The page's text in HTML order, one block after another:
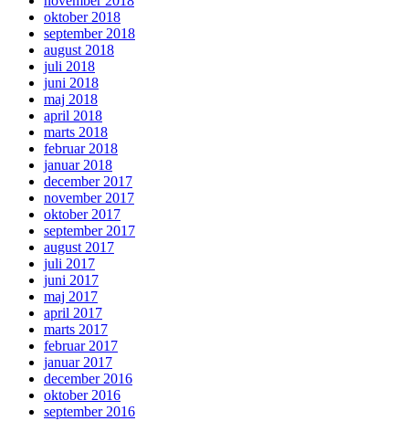
oktober 2018
september 2018
august 2018
juli 2018
juni 2018
maj 2018
april 2018
marts 2018
februar 2018
januar 2018
december 2017
november 2017
oktober 2017
september 2017
august 2017
juli 2017
juni 2017
maj 2017
april 2017
marts 2017
februar 2017
januar 2017
december 2016
oktober 2016
september 2016